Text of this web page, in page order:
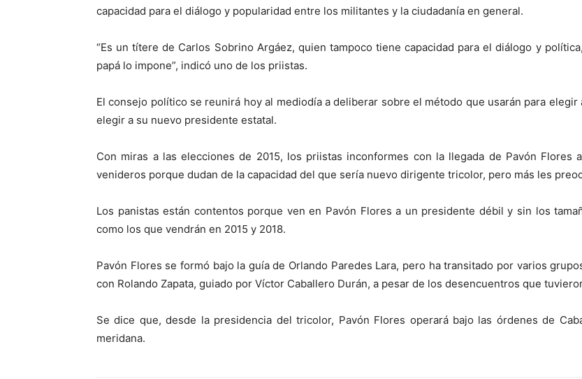
capacidad para el diálogo y popularidad entre los militantes y la ciudadanía en general.
“Es un títere de Carlos Sobrino Argáez, quien tampoco tiene capacidad para el diálogo y
papá lo impone”, indicó uno de los priistas.
El consejo político se reunirá hoy al mediodía a deliberar sobre el método que usarán para
elegir a su nuevo presidente estatal.
Con miras a las elecciones de 2015, los priistas inconformes con la llegada de Pavón Flores
venideros porque dudan de la capacidad del que sería nuevo dirigente tricolor, pero más les
Los panistas están contentos porque ven en Pavón Flores a un presidente débil y sin los
como los que vendrán en 2015 y 2018.
Pavón Flores se formó bajo la guía de Orlando Paredes Lara, pero ha transitado por varios
con Rolando Zapata, guiado por Víctor Caballero Durán, a pesar de los desencuentros que
Se dice que, desde la presidencia del tricolor, Pavón Flores operará bajo las órdenes de
meridana.